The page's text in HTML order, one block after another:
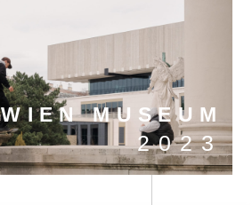
WIEN MUSEUM
2023